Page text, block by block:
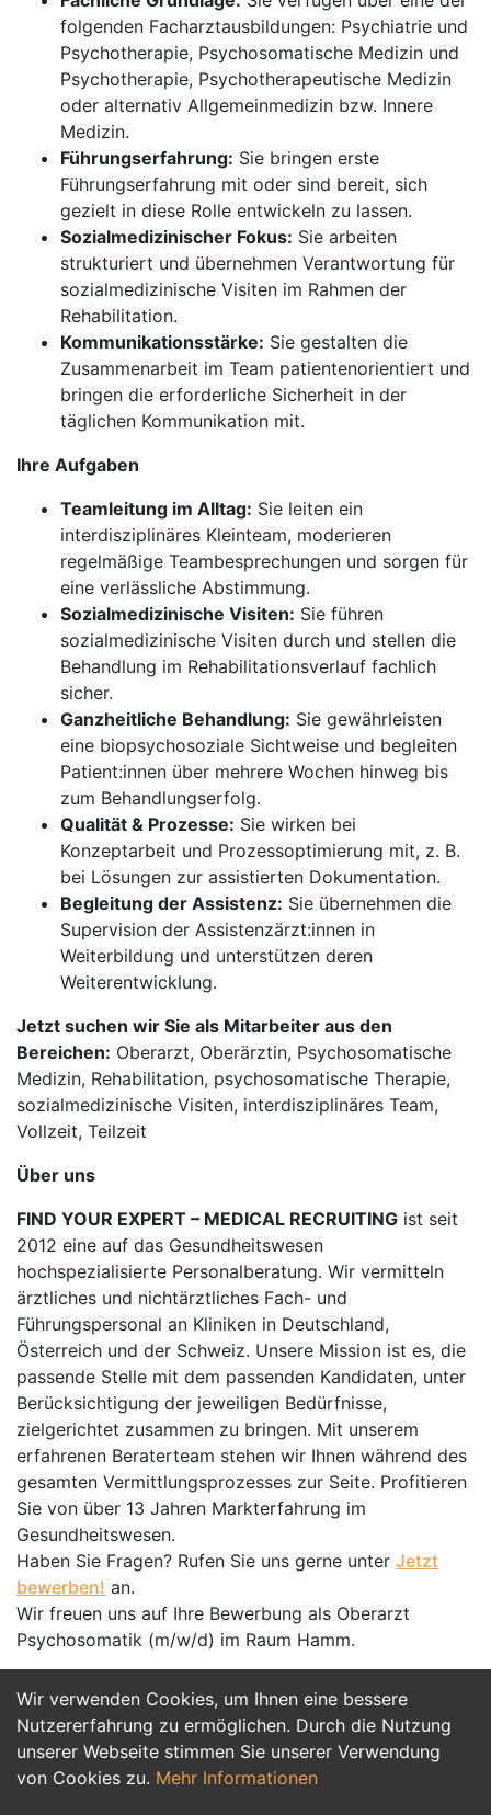
Wir verwenden Cookies, um Ihnen eine bessere
Nutzererfahrung zu ermöglichen. Durch die Nutzung
unserer Webseite stimmen Sie unserer Verwendung
von Cookies zu. Mehr Informationen
folgenden Facharztausbildungen: Psychiatrie und
Psychotherapie, Psychosomatische Medizin und
Psychotherapie, Psychotherapeutische Medizin
oder alternativ Allgemeinmedizin bzw. Innere
Medizin.
Führungserfahrung: Sie bringen erste
Führungserfahrung mit oder sind bereit, sich
gezielt in diese Rolle entwickeln zu lassen.
Sozialmedizinischer Fokus: Sie arbeiten
strukturiert und übernehmen Verantwortung für
sozialmedizinische Visiten im Rahmen der
Rehabilitation.
Kommunikationsstärke: Sie gestalten die
Zusammenarbeit im Team patientenorientiert und
bringen die erforderliche Sicherheit in der
täglichen Kommunikation mit.
Ihre Aufgaben
Teamleitung im Alltag: Sie leiten ein
interdisziplinäres Kleinteam, moderieren
regelmäßige Teambesprechungen und sorgen für
eine verlässliche Abstimmung.
Sozialmedizinische Visiten: Sie führen
sozialmedizinische Visiten durch und stellen die
Behandlung im Rehabilitationsverlauf fachlich
sicher.
Ganzheitliche Behandlung: Sie gewährleisten
eine biopsychosoziale Sichtweise und begleiten
Patient:innen über mehrere Wochen hinweg bis
zum Behandlungserfolg.
Qualität & Prozesse: Sie wirken bei
Konzeptarbeit und Prozessoptimierung mit, z. B.
bei Lösungen zur assistierten Dokumentation.
Begleitung der Assistenz: Sie übernehmen die
Supervision der Assistenzärzt:innen in
Weiterbildung und unterstützen deren
Weiterentwicklung.
Jetzt suchen wir Sie als Mitarbeiter aus den
Bereichen: Oberarzt, Oberärztin, Psychosomatische
Medizin, Rehabilitation, psychosomatische Therapie,
sozialmedizinische Visiten, interdisziplinäres Team,
Vollzeit, Teilzeit
Über uns
FIND YOUR EXPERT – MEDICAL RECRUITING ist seit
2012 eine auf das Gesundheitswesen
hochspezialisierte Personalberatung. Wir vermitteln
ärztliches und nichtärztliches Fach- und
Führungspersonal an Kliniken in Deutschland,
Österreich und der Schweiz. Unsere Mission ist es, die
passende Stelle mit dem passenden Kandidaten, unter
Berücksichtigung der jeweiligen Bedürfnisse,
zielgerichtet zusammen zu bringen. Mit unserem
erfahrenen Beraterteam stehen wir Ihnen während des
gesamten Vermittlungsprozesses zur Seite. Profitieren
Sie von über 13 Jahren Markterfahrung im
Gesundheitswesen.
Haben Sie Fragen? Rufen Sie uns gerne unter Jetzt
bewerben! an.
Wir freuen uns auf Ihre Bewerbung als Oberarzt
Psychosomatik (m/w/d) im Raum Hamm.
Jetzt Bewerben